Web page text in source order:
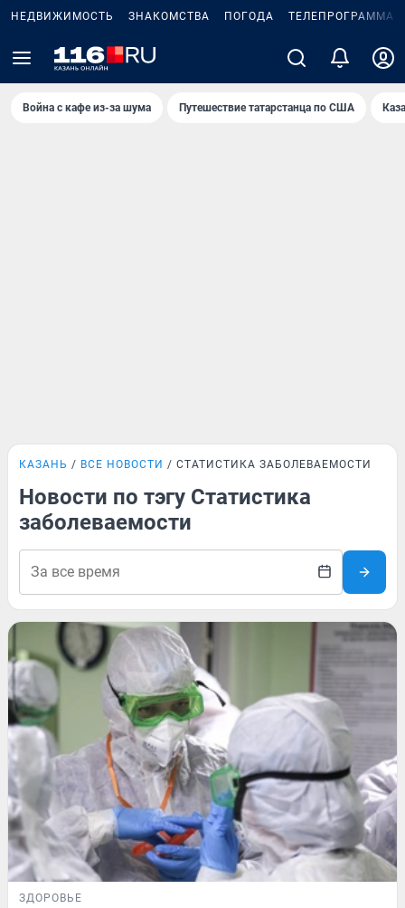
НЕДВИЖИМОСТЬ ЗНАКОМСТВА ПОГОДА ТЕЛЕПРОГРАММА
Война с кафе из-за шума Путешествие татарстанца по США
КАЗАНЬ ВСЕ НОВОСТИ СТАТИСТИКА ЗАБОЛЕВАЕМОСТИ
Новости по тэгу Статистика
заболеваемости
ЗДОРОВЬЕ